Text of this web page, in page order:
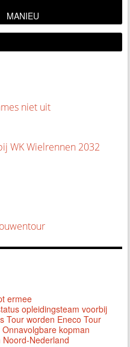
MANIEU
niet uit
WK Wielrennen 2032
ermee
opleidingsteam voorbij
Tour worden Eneco Tour
kopman
Nederland